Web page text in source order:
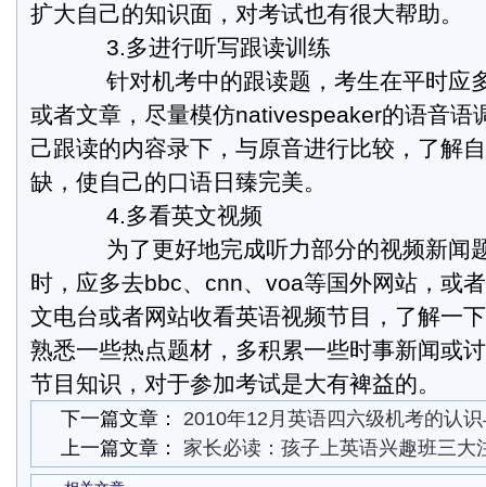
扩大自己的知识面，对考试也有很大帮助。
3.多进行听写跟读训练
针对机考中的跟读题，考生在平时应
或者文章，尽量模仿nativespeaker的语音语
己跟读的内容录下，与原音进行比较，了解
缺，使自己的口语日臻完美。
4.多看英文视频
为了更好地完成听力部分的视频新闻
时，应多去bbc、cnn、voa等国外网站，或
文电台或者网站收看英语视频节目，了解一
熟悉一些热点题材，多积累一些时事新闻或
节目知识，对于参加考试是大有裨益的。
下一篇文章： 2010年12月英语四六级机考的认
上一篇文章： 家长必读：孩子上英语兴趣班三大